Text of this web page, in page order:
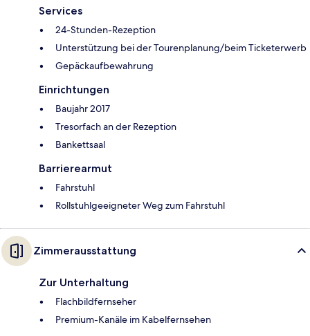
Services
24-Stunden-Rezeption
Unterstützung bei der Tourenplanung/beim Ticketerwerb
Gepäckaufbewahrung
Einrichtungen
Baujahr 2017
Tresorfach an der Rezeption
Bankettsaal
Barrierearmut
Fahrstuhl
Rollstuhlgeeigneter Weg zum Fahrstuhl
Zimmerausstattung
Zur Unterhaltung
Flachbildfernseher
Premium-Kanäle im Kabelfernsehen